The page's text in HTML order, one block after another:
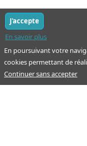
En poursuivant votre
cookies permettant de
En savoir plus
J'accepte
Continuer sans accepter